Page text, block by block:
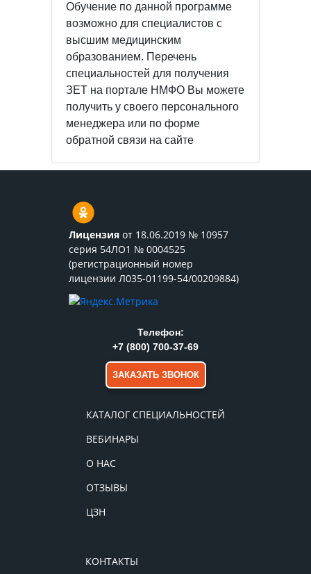
Обучение по данной программе
возможно для специалистов с
высшим медицинским
образованием. Перечень
специальностей для получения
ЗЕТ на портале НМФО Вы можете
получить у своего персонального
менеджера или по форме
обратной связи на сайте
Лицензия от 18.06.2019 № 10957
серия 54ЛО1 № 0004525
(регистрационный номер
лицензии Л035-01199-54/00209884)
КАТАЛОГ СПЕЦИАЛЬНОСТЕЙ
ВЕБИНАРЫ
О НАС
ОТЗЫВЫ
ЦЗН
КОНТАКТЫ
Телефон:
+7 (800) 700-37-69
ЗАКАЗАТЬ ЗВОНОК